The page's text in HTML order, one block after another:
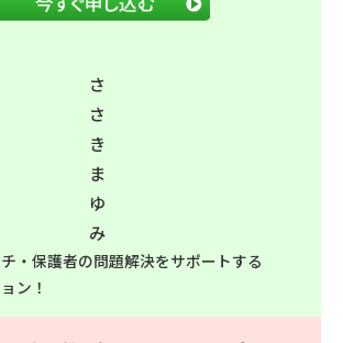
さ
さ
き
ま
ゆ
み
・保護者の問題解決をサポートする
ン！